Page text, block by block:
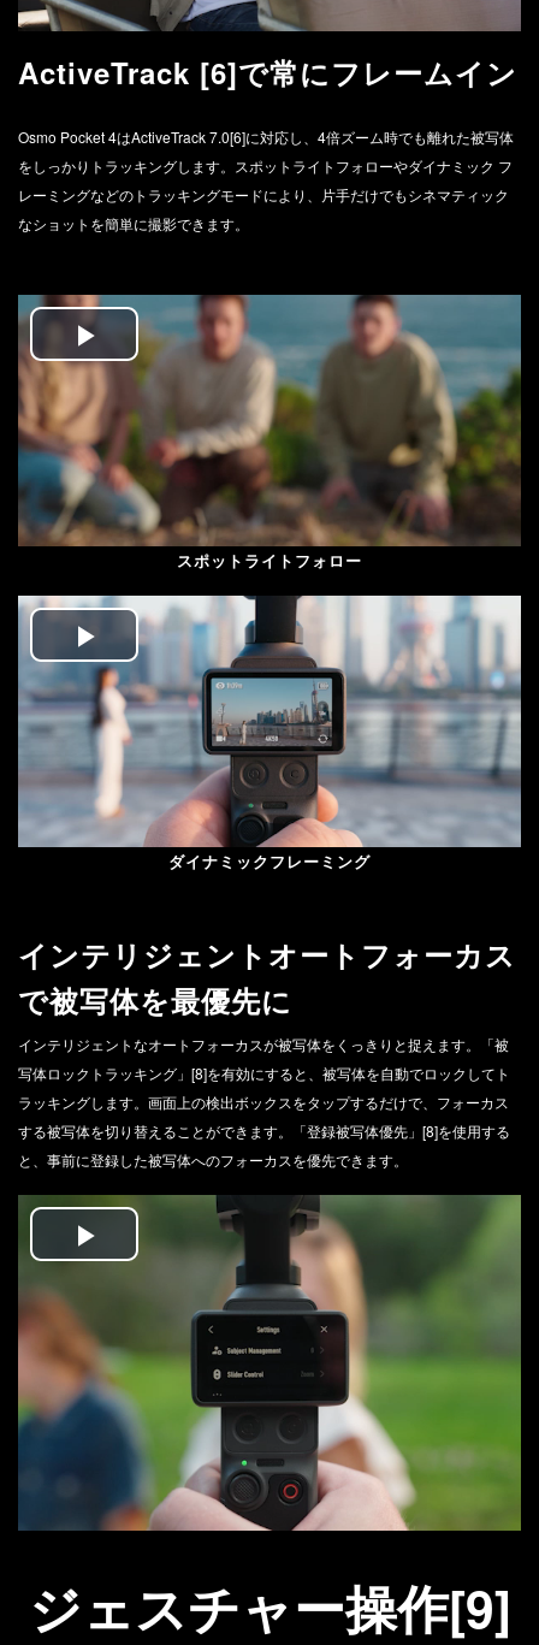
ActiveTrack [6]で常にフレームイン
Osmo Pocket 4はActiveTrack 7.0[6]に対応し、4倍ズーム時でも離れた被写体
をしっかりトラッキングします。スポットライトフォローやダイナミック フ
レーミングなどのトラッキングモードにより、片手だけでもシネマティック
なショットを簡単に撮影できます。
Play
Video
スポットライトフォロー
Play
Video
ダイナミックフレーミング
インテリジェントオートフォーカス
で被写体を最優先に
インテリジェントなオートフォーカスが被写体をくっきりと捉えます。「被
写体ロックトラッキング」[8]を有効にすると、被写体を自動でロックしてト
ラッキングします。画面上の検出ボックスをタップするだけで、フォーカス
する被写体を切り替えることができます。「登録被写体優先」[8]を使用する
と、事前に登録した被写体へのフォーカスを優先できます。
Play
ジェスチャー操作[9]